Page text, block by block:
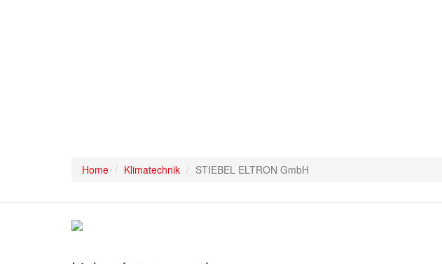
Home Klimatechnik STIEBEL ELTRON GmbH